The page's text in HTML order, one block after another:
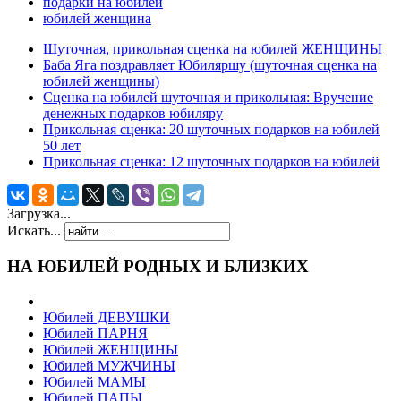
юбилей женщина
Шуточная, прикольная сценка на юбилей ЖЕНЩИНЫ
Баба Яга поздравляет Юбиляршу (шуточная сценка на
юбилей женщины)
Сценка на юбилей шуточная и прикольная: Вручение
денежных подарков юбиляру
Прикольная сценка: 20 шуточных подарков на юбилей
50 лет
Прикольная сценка: 12 шуточных подарков на юбилей
Загрузка...
Искать...
НА ЮБИЛЕЙ РОДНЫХ И БЛИЗКИХ
Юбилей ДЕВУШКИ
Юбилей ПАРНЯ
Юбилей ЖЕНЩИНЫ
Юбилей МУЖЧИНЫ
Юбилей МАМЫ